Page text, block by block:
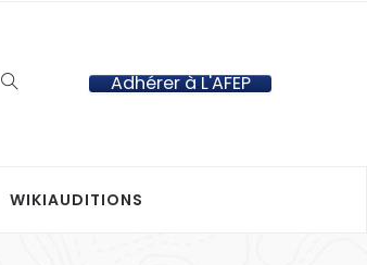
Adhérer à L'AFEP
WIKIAUDITIONS